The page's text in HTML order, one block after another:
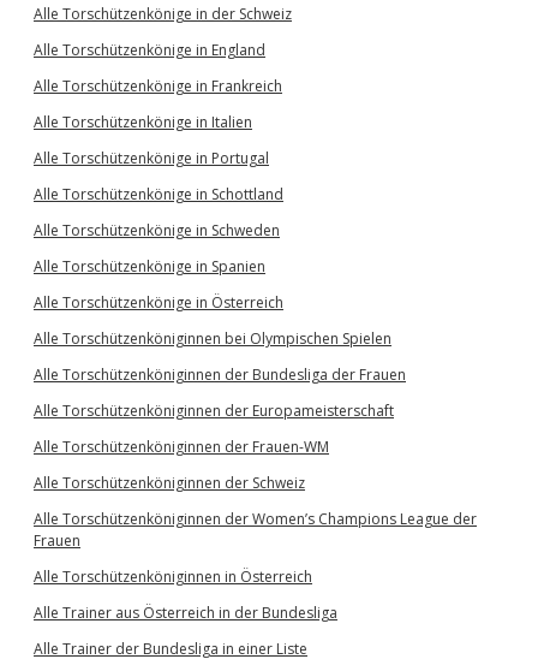
Alle Torschützenkönige in der Schweiz
Alle Torschützenkönige in England
Alle Torschützenkönige in Frankreich
Alle Torschützenkönige in Italien
Alle Torschützenkönige in Portugal
Alle Torschützenkönige in Schottland
Alle Torschützenkönige in Schweden
Alle Torschützenkönige in Spanien
Alle Torschützenkönige in Österreich
Alle Torschützenköniginnen bei Olympischen Spielen
Alle Torschützenköniginnen der Bundesliga der Frauen
Alle Torschützenköniginnen der Europameisterschaft
Alle Torschützenköniginnen der Frauen-WM
Alle Torschützenköniginnen der Schweiz
Alle Torschützenköniginnen der Women’s Champions League der
Frauen
Alle Torschützenköniginnen in Österreich
Alle Trainer aus Österreich in der Bundesliga
Alle Trainer der Bundesliga in einer Liste